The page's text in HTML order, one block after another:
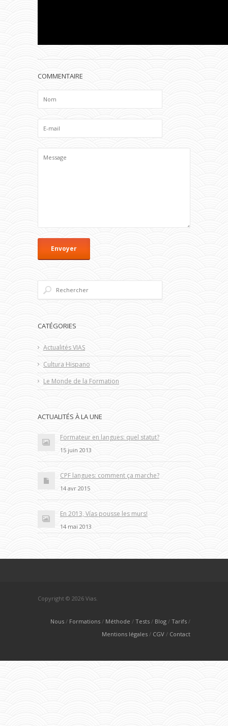
COMMENTAIRE
CATÉGORIES
Actualités VIAS
Cultura Hispano
Le Monde de la Formation
ACTUALITÉS À LA UNE
Formateur en langues: quel statut?
15 juin 2013
CPF langues: comment ça marche?
14 avr 2015
En 2013, Vías pousse les murs!
14 mai 2013
Copyright © 2026 Vias.
Nous Formations Méthode Tests Blog
Tarifs
Mentions légales
CGV Contact